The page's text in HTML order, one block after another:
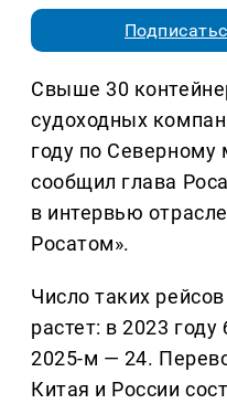
Свыше 30
судоходных
году по Северному
сообщил глава
в интервью
Росатом».
Число таких
растет: в 2023
2025-м — 24.
Китая и России